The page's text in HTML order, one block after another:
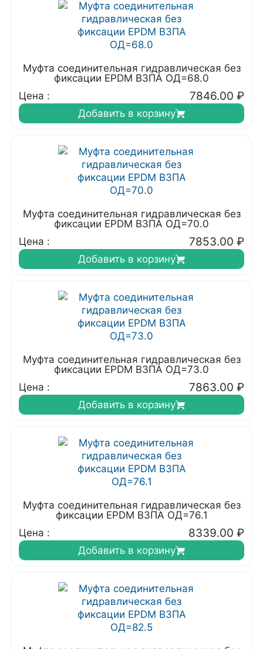
Муфта соединительная гидравлическая без
фиксации EPDM ВЗПА ОД=68.0
Цена :
7846.00 ₽
Добавить в корзину
Муфта соединительная гидравлическая без
фиксации EPDM ВЗПА ОД=70.0
Цена :
7853.00 ₽
Добавить в корзину
Муфта соединительная гидравлическая без
фиксации EPDM ВЗПА ОД=73.0
Цена :
7863.00 ₽
Добавить в корзину
Муфта соединительная гидравлическая без
фиксации EPDM ВЗПА ОД=76.1
Цена :
8339.00 ₽
Добавить в корзину